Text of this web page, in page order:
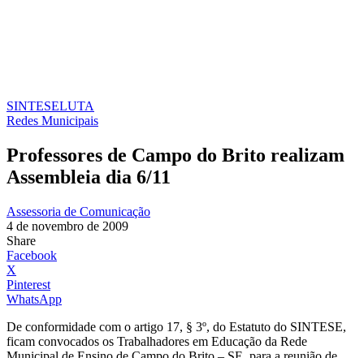
SINTESELUTA
Redes Municipais
Professores de Campo do Brito realizam
Assembleia dia 6/11
Assessoria de Comunicação
4 de novembro de 2009
Share
Facebook
X
Pinterest
WhatsApp
De conformidade com o artigo 17, § 3º, do Estatuto do SINTESE,
ficam convocados os Trabalhadores em Educação da Rede